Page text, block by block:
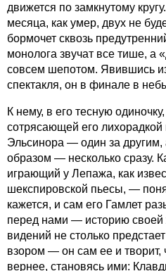
движется по замкнутому
месяца, как умер, двух не
бормочет сквозь
монолога звучат все тише,
совсем шепотом. Явившись
спектакля, он в финале в
К нему, в его тесную
сотрясающей его лихорадкой
Эльсинора — один за
образом — несколько сразу.
играющий у Лепажа, как
шекспировской пьесы, —
кажется, и сам его Гамлет
перед нами — историю своей
видений не столько
взором — он сам ее и творит,
вернее, становясь ими: